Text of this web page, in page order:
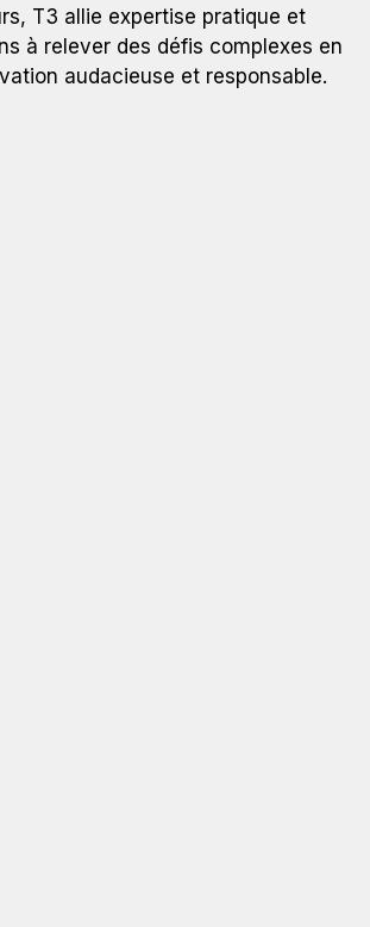
T3 allie expertise pratique et
à relever des défis complexes en
audacieuse et responsable.